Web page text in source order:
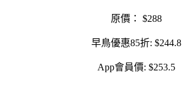
原價： $288
早鳥優惠85折: $244.8
App會員價: $253.5